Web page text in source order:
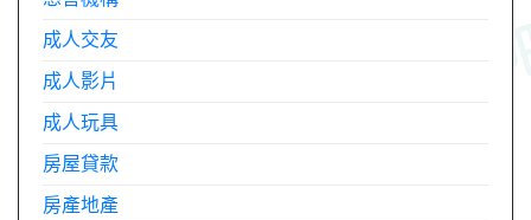
成人交友
成人影片
成人玩具
房屋貸款
房產地產